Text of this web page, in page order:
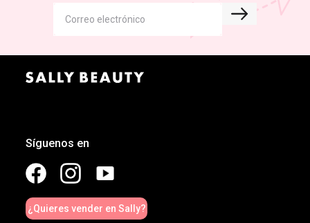
Síguenos en
¿Quieres vender en Sally?